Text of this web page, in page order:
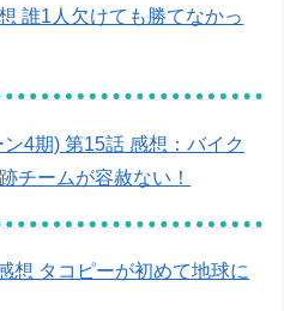
誰1人欠けても勝てなかっ
4期) 第15話 感想：バイク
チームが容赦ない！
想 タコピーが初めて地球に